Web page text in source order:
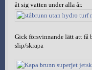
åt sig vatten under alla år.
Gick försvinnande lätt att få
slip/skrapa